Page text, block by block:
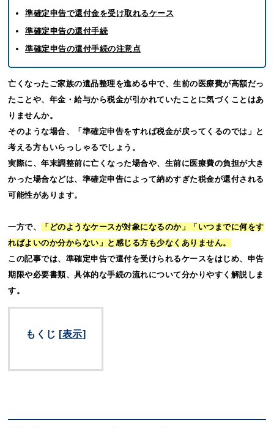
準確定申告で還付金を受け取れるケース
準確定申告の還付手続
準確定申告の還付手続の注意点
亡くなったご家族の遺品整理を進める中で、生前の医療費が高額だっ
たことや、年金・給与から税金が引かれていたことに気づくことはあ
りませんか。
そのような場合、「準確定申告をすれば税金が戻ってくるのでは」と
考える方もいらっしゃるでしょう。
実際に、年末調整前に亡くなった場合や、生前に医療費の負担が大き
かった場合などは、準確定申告によって納めすぎた税金が還付される
可能性があります。
一方で、
「どのようなケースが対象になるのか」「いつまでに何をす
ればよいのか分からない」と感じる方も少なくありません。
この記事では、準確定申告で還付を受けられるケースをはじめ、申告
期限や必要書類、具体的な手続の流れについて分かりやすく解説しま
す。
もくじ [表示]